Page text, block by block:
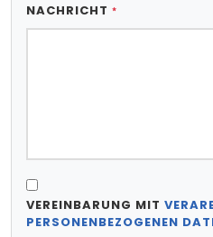
NACHRICHT *
VEREINBARUNG MIT
PERSONENBEZOGENEN